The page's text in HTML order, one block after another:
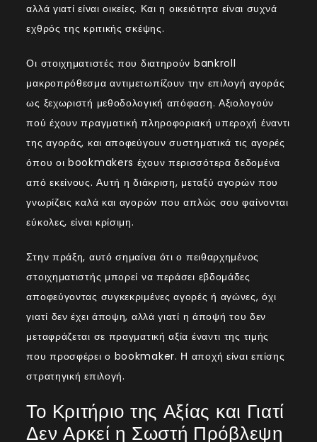
αλλά γιατί είναι οικείες. Και η οικειότητα είναι συχνά
εχθρός της κριτικής σκέψης.
Οι στοιχηματιστές που διατηρούν bankroll
μακροπρόθεσμα αντιμετωπίζουν την επιλογή αγοράς
ως ξεχωριστή μεθοδολογική απόφαση. Αξιολογούν
πού έχουν πραγματική πληροφοριακή υπεροχή έναντι
της αγοράς, και αποφεύγουν συστηματικά τις αγορές
όπου οι bookmakers έχουν περισσότερα δεδομένα
από εκείνους. Αυτή η διάκριση, μεταξύ αγορών που
γνωρίζεις καλά και αγορών που απλώς σου φαίνονται
εύκολες, είναι κρίσιμη.
Στην πράξη, αυτό σημαίνει ότι ο πειθαρχημένος
στοιχηματιστής μπορεί να περάσει εβδομάδες
αποφεύγοντας συγκεκριμένες αγορές ή αγώνες, όχι
γιατί δεν έχει άποψη, αλλά γιατί η άποψή του δεν
μεταφράζεται σε πραγματική αξία έναντι της τιμής
που προσφέρει ο bookmaker. Η αποχή είναι επίσης
στρατηγική επιλογή.
Το Κριτήριο της Αξίας και Γιατί
Δεν Αρκεί η Σωστή Πρόβλεψη